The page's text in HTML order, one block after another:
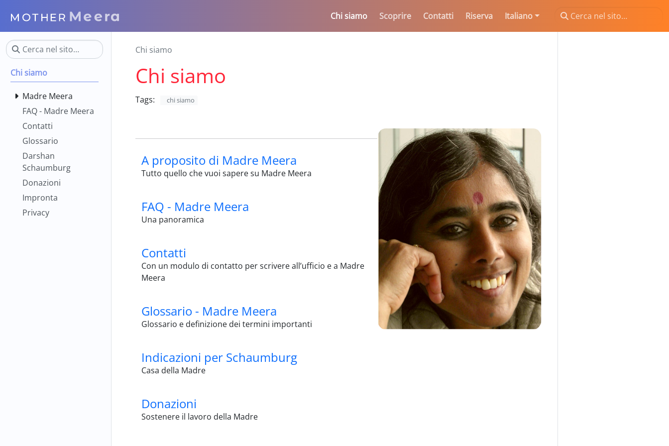
Chi siamo Scoprire Contatti Riserva Italiano
Chi siamo
Madre Meera
FAQ - Madre Meera
Contatti
Glossario
Darshan
Schaumburg
Donazioni
Impronta
Privacy
Chi siamo
Chi siamo
Tags: chi siamo
A proposito di Madre Meera
Tutto quello che vuoi sapere su Madre Meera
FAQ - Madre Meera
Una panoramica
Contatti
Con un modulo di contatto per scrivere all’ufficio e a Madre
Meera
Glossario - Madre Meera
Glossario e definizione dei termini importanti
Indicazioni per Schaumburg
Casa della Madre
Donazioni
Sostenere il lavoro della Madre